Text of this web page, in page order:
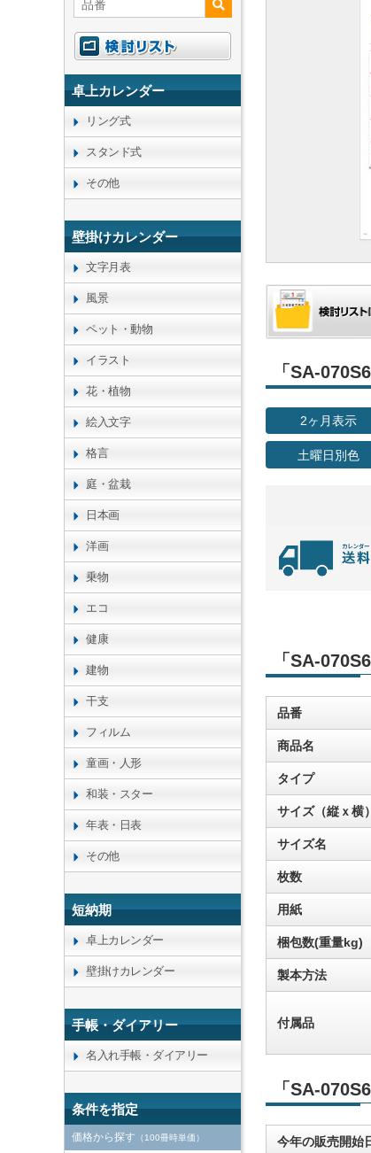
「SA-
2ヶ月表示
土曜日別色
「SA-
品番
商品名
タイプ
サイズ（縦ｘ横）
サイズ名
枚数
用紙
梱包数(重量kg)
製本方法
付属品
「SA-
今年の販売開始
卓上カレンダー
リング式
スタンド式
その他
壁掛けカレンダー
文字月表
風景
ペット・動物
イラスト
花・植物
絵入文字
格言
庭・盆栽
日本画
洋画
乗物
エコ
健康
建物
干支
フィルム
童画・人形
和装・スター
年表・日表
その他
短納期
卓上カレンダー
壁掛けカレンダー
手帳・ダイアリー
名入れ手帳・ダイアリー
条件を指定
価格から探す （100冊時単価）